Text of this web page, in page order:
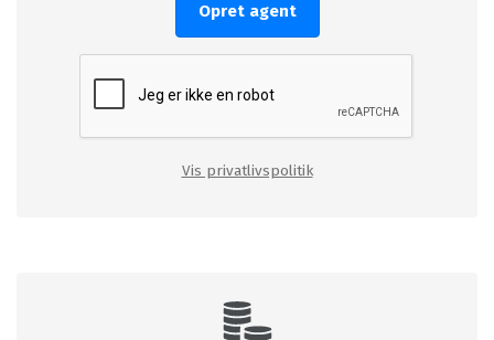
Opret agent
Vis privatlivspolitik